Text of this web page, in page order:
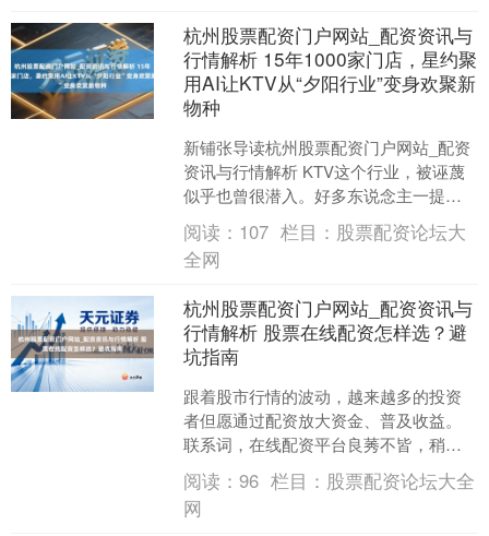
杭州股票配资门户网站_配资资讯与
行情解析 15年1000家门店，星约聚
用AI让KTV从“夕阳行业”变身欢聚新
物种
新铺张导读杭州股票配资门户网站_配资
资讯与行情解析 KTV这个行业，被诬蔑
似乎也曾很潜入。好多东说念主一提到
KTV，脑子里出现的不是年青东说念主的
新文娱，而是一....
阅读： 107 栏目： 股票配资论坛大
全网
杭州股票配资门户网站_配资资讯与
行情解析 股票在线配资怎样选？避
坑指南
跟着股市行情的波动，越来越多的投资
者但愿通过配资放大资金、普及收益。
联系词，在线配资平台良莠不皆，稍有
失慎便可能踩入“坑”中。那么杭州股票配
资门户网站_配资资讯....
阅读：96 栏目： 股票配资论坛大全
网